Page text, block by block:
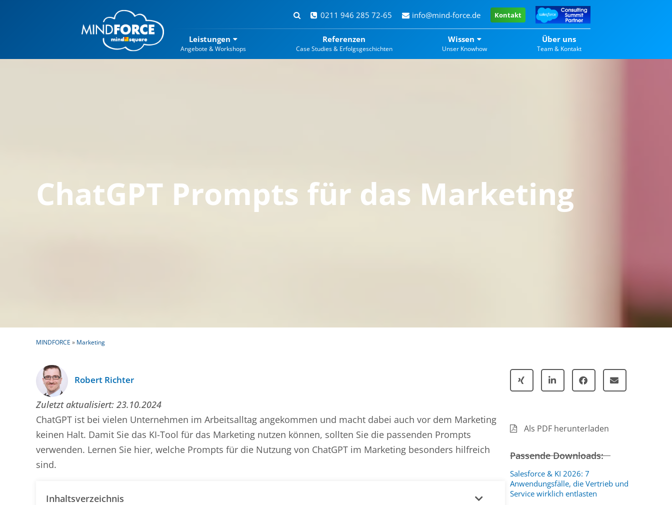
0211 946 285 72-65 info@mind-force.de Kontakt
Leistungen
Angebote & Workshops
Referenzen
Case Studies & Erfolgsgeschichten
Wissen
Unser Knowhow
Über uns
Team & Kontakt
ChatGPT Prompts für das Marketing
MINDFORCE » Marketing
Robert Richter
Zuletzt aktualisiert: 23.10.2024
ChatGPT ist bei vielen Unternehmen im Arbeitsalltag angekommen und macht dabei auch vor dem Marketing
keinen Halt. Damit Sie das KI-Tool für das Marketing nutzen können, sollten Sie die passenden Prompts
verwenden. Lernen Sie hier, welche Prompts für die Nutzung von ChatGPT im Marketing besonders hilfreich
sind.
Inhaltsverzeichnis
Als PDF herunterladen
Passende Downloads:
Salesforce & KI 2026: 7
Anwendungsfälle, die Vertrieb und
Service wirklich entlasten